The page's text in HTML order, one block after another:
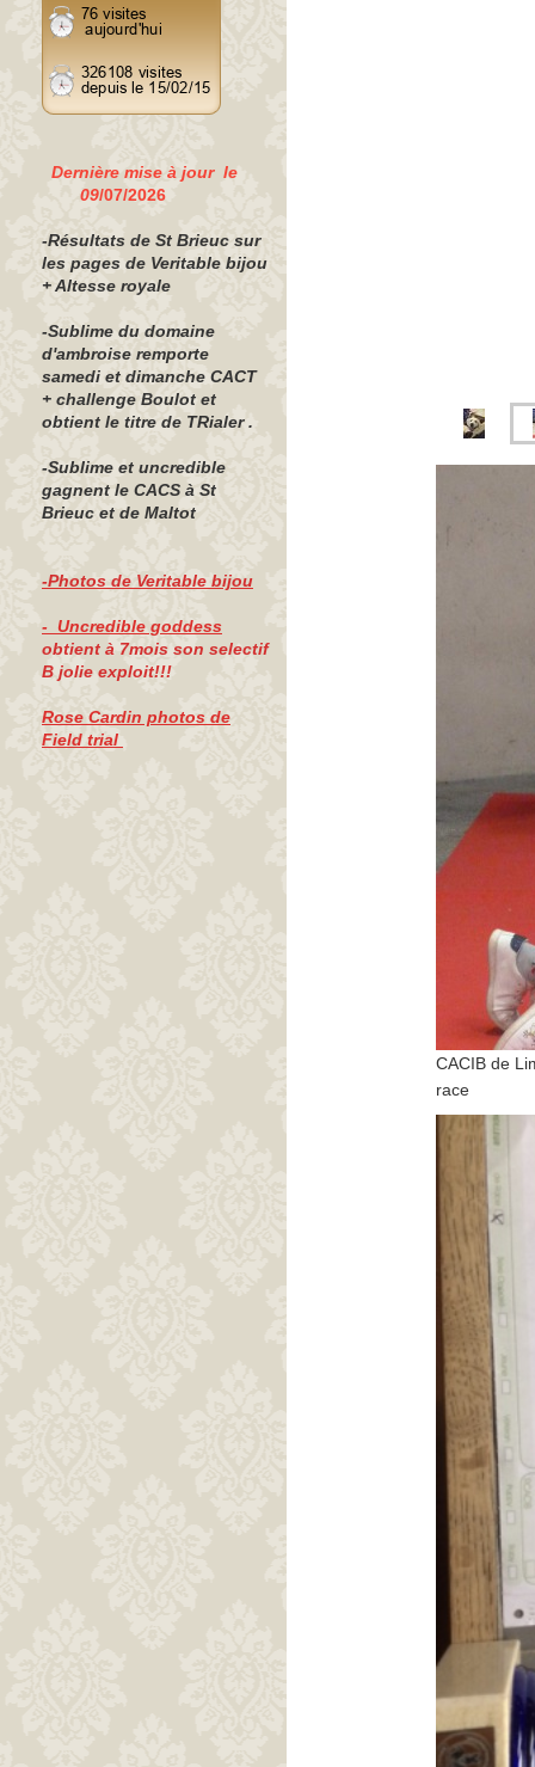
CACIB de
race
Dernière mise à jour le
09/07/2026
-Résultats de St Brieuc sur
les pages de Veritable bijou
+ Altesse royale
-Sublime du domaine
d'ambroise remporte
samedi et dimanche CACT
+ challenge Boulot et
obtient le titre de TRialer .
-Sublime et uncredible
gagnent le CACS à St
Brieuc et de Maltot
-Photos de Veritable bijou
- Uncredible goddess
obtient à 7mois son selectif
B jolie exploit!!!
Rose Cardin photos de
Field trial